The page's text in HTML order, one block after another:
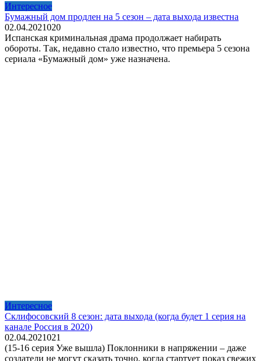
Интересное
Бумажный дом продлен на 5 сезон – дата выхода известна
02.04.2021020
Испанская криминальная драма продолжает набирать
обороты. Так, недавно стало известно, что премьера 5 сезона
сериала «Бумажный дом» уже назначена.
Интересное
Склифосовский 8 сезон: дата выхода (когда будет 1 серия на
канале Россия в 2020)
02.04.2021021
(15-16 серия Уже вышла) Поклонники в напряжении – даже
создатели не могут сказать точно, когда стартует показ свежих